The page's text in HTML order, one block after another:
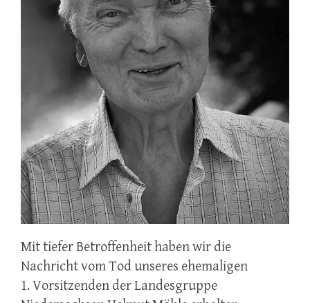
Mit tiefer Betroffenheit haben wir die
Nachricht vom Tod unseres ehemaligen
1. Vorsitzenden der Landesgruppe